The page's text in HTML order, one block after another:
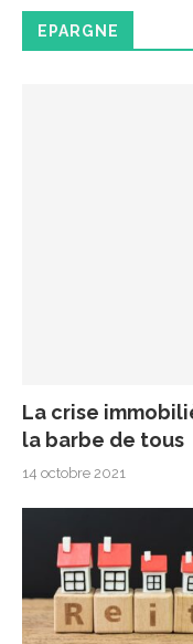
EPARGNE
La crise
la barbe de tous
14 octobre 2021